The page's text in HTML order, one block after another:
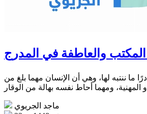
والعاطفة في المدرج
ما ننتبه لها، وهي أن الإنسان مهما بلغ من
ماجد الجريوي